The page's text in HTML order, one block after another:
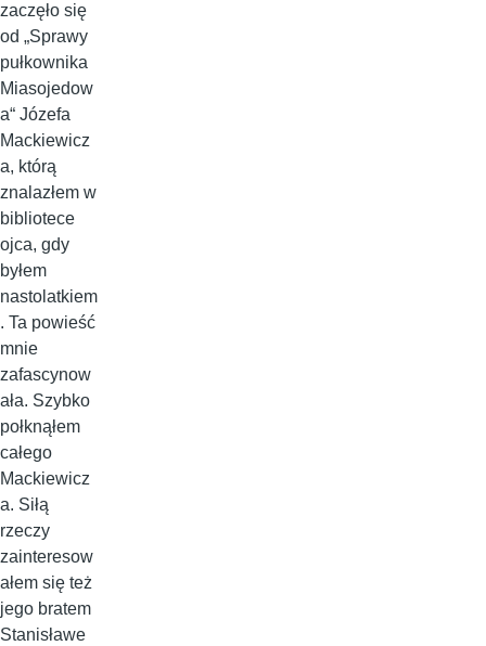
zaczęło się
od „Sprawy
pułkownika
Miasojedow
a“ Józefa
Mackiewicz
a, którą
znalazłem w
bibliotece
ojca, gdy
byłem
nastolatkiem
. Ta powieść
mnie
zafascynow
ała. Szybko
połknąłem
całego
Mackiewicz
a. Siłą
rzeczy
zainteresow
ałem się też
jego bratem
Stanisławe